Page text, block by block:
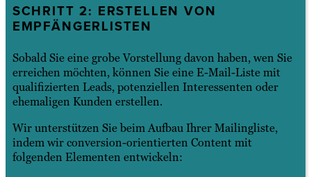
SCHRITT 2: ERSTELLEN VON
EMPFÄNGERLISTEN
Sobald Sie eine grobe Vorstellung davon haben, wen Sie
erreichen möchten, können Sie eine E-Mail-Liste mit
qualifizierten Leads, potenziellen Interessenten oder
ehemaligen Kunden erstellen.
Wir unterstützen Sie beim Aufbau Ihrer Mailingliste,
indem wir conversion-orientierten Content mit
folgenden Elementen entwickeln: